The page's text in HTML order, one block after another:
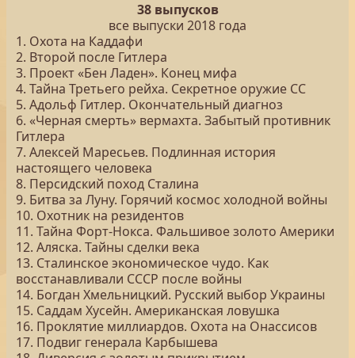
38 выпусков
все выпуски 2018 года
1. Охота на Каддафи
2. Второй после Гитлера
3. Проект «Бен Ладен». Конец мифа
4. Тайна Третьего рейха. Секретное оружие СС
5. Адольф Гитлер. Окончательный диагноз
6. «Черная смерть» вермахта. Забытый противник
Гитлера
7. Алексей Маресьев. Подлинная история
настоящего человека
8. Персидский поход Сталина
9. Битва за Луну. Горячий космос холодной войны
10. Охотник на резидентов
11. Тайна Форт-Нокса. Фальшивое золото Америки
12. Аляска. Тайны сделки века
13. Сталинское экономическое чудо. Как
восстанавливали СССР после войны
14. Богдан Хмельницкий. Русский выбор Украины
15. Саддам Хусейн. Американская ловушка
16. Проклятие миллиардов. Охота на Онассисов
17. Подвиг генерала Карбышева